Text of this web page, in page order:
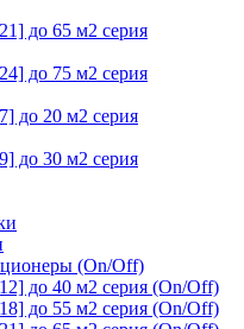
до 65 м2 серия
до 75 м2 серия
до 20 м2 серия
до 30 м2 серия
(On/Off)
до 40 м2 серия (On/Off)
до 55 м2 серия (On/Off)